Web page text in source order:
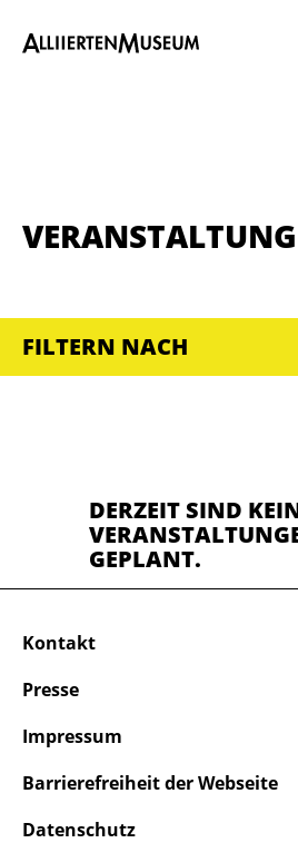
FILTERN NACH
DERZEIT SIND
GEPLANT.
Kontakt
Presse
Impressum
Barrierefreiheit der Webseite
Datenschutz